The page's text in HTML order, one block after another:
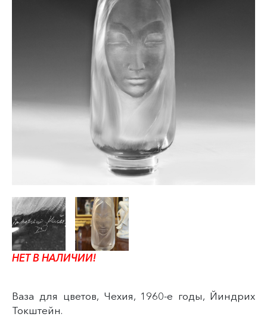
НЕТ В НАЛИЧИИ!
Ваза для цветов, Чехия, 1960-е годы, Йиндрих
Токштейн.